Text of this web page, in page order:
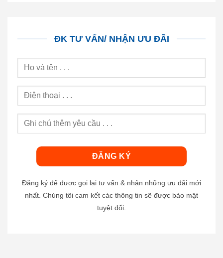
ĐK TƯ VẤN/ NHẬN ƯU ĐÃI
Đăng ký để được gọi lại tư vấn & nhận những ưu đãi mới
nhất. Chúng tôi cam kết các thông tin sẽ được bảo mật
tuyệt đối.